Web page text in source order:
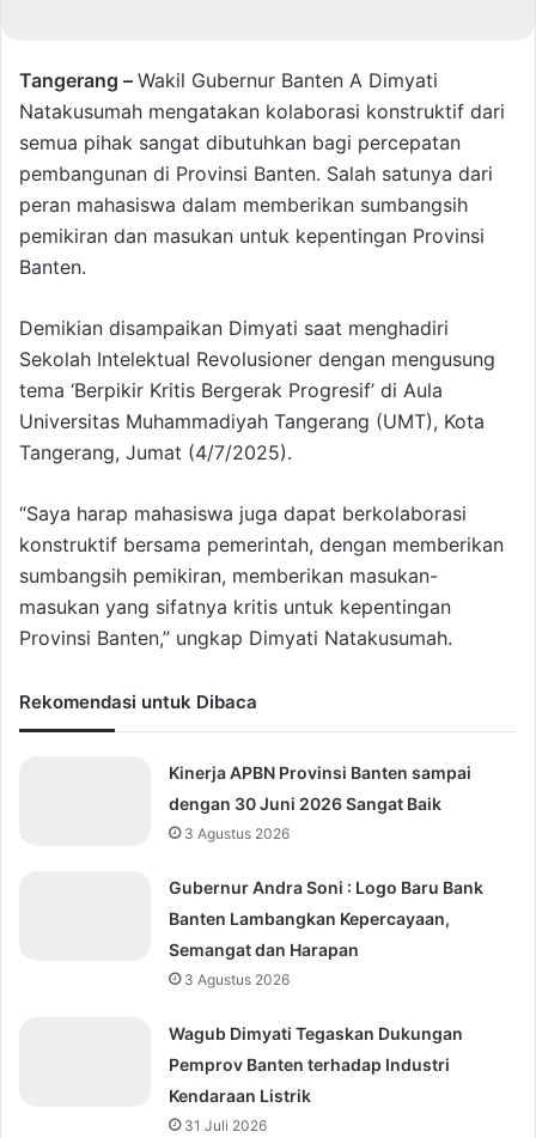
Tangerang – Wakil Gubernur Banten A Dimyati
Natakusumah mengatakan kolaborasi konstruktif dari
semua pihak sangat dibutuhkan bagi percepatan
pembangunan di Provinsi Banten. Salah satunya dari
peran mahasiswa dalam memberikan sumbangsih
pemikiran dan masukan untuk kepentingan Provinsi
Banten.
Demikian disampaikan Dimyati saat menghadiri
Sekolah Intelektual Revolusioner dengan mengusung
tema ‘Berpikir Kritis Bergerak Progresif’ di Aula
Universitas Muhammadiyah Tangerang (UMT), Kota
Tangerang, Jumat (4/7/2025).
“Saya harap mahasiswa juga dapat berkolaborasi
konstruktif bersama pemerintah, dengan memberikan
sumbangsih pemikiran, memberikan masukan-
masukan yang sifatnya kritis untuk kepentingan
Provinsi Banten,” ungkap Dimyati Natakusumah.
Rekomendasi untuk Dibaca
Kinerja APBN Provinsi Banten sampai
dengan 30 Juni 2026 Sangat Baik
3 Agustus 2026
Gubernur Andra Soni : Logo Baru Bank
Banten Lambangkan Kepercayaan,
Semangat dan Harapan
3 Agustus 2026
Wagub Dimyati Tegaskan Dukungan
Pemprov Banten terhadap Industri
Kendaraan Listrik
31 Juli 2026